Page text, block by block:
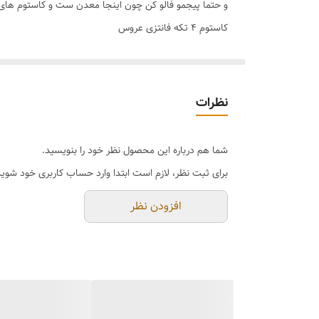
و حتما پیجمو فالو کن چون اینجا معدن ست و کاستوم های
کاستوم 4 تکه فانتزی عروس
رنگ بندی 🌈تک رنگ
سایز بندی👈فری سایز
نظرات
شما هم درباره این محصول نظر خود را بنویسید.
برای ثبت نظر، لازم است ابتدا وارد حساب کاربری خود
افزودن نظر